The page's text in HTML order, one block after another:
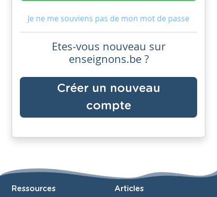
Je ne me souviens pas de mon mot de passe
Etes-vous nouveau sur
enseignons.be ?
Créer un nouveau
compte
Ressources Articles